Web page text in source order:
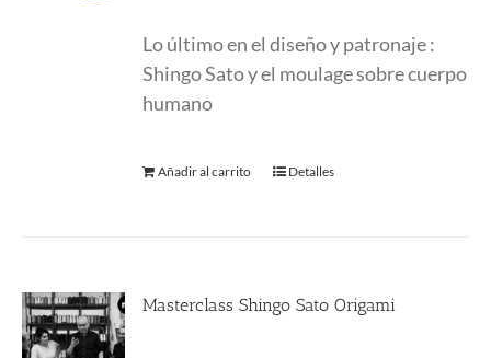
590.00 €.400.00 €.
Lo último en el diseño y patronaje :
Shingo Sato y el moulage sobre cuerpo
humano
Añadir al carrito Detalles
Masterclass Shingo Sato Origami